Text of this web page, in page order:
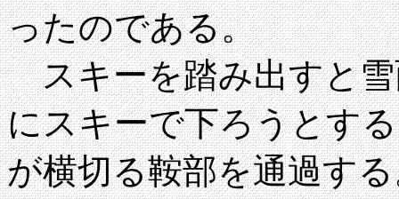
ったのである。
スキーを踏み出すと雪
にスキーで下ろうとす
が横切る鞍部を通過す